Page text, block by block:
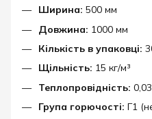
Ширина: 500 мм
Довжина: 1000 мм
Кількість в упаковці:
Щільність: 15 кг/м³
Теплопровідність:
Група горючості: Г1